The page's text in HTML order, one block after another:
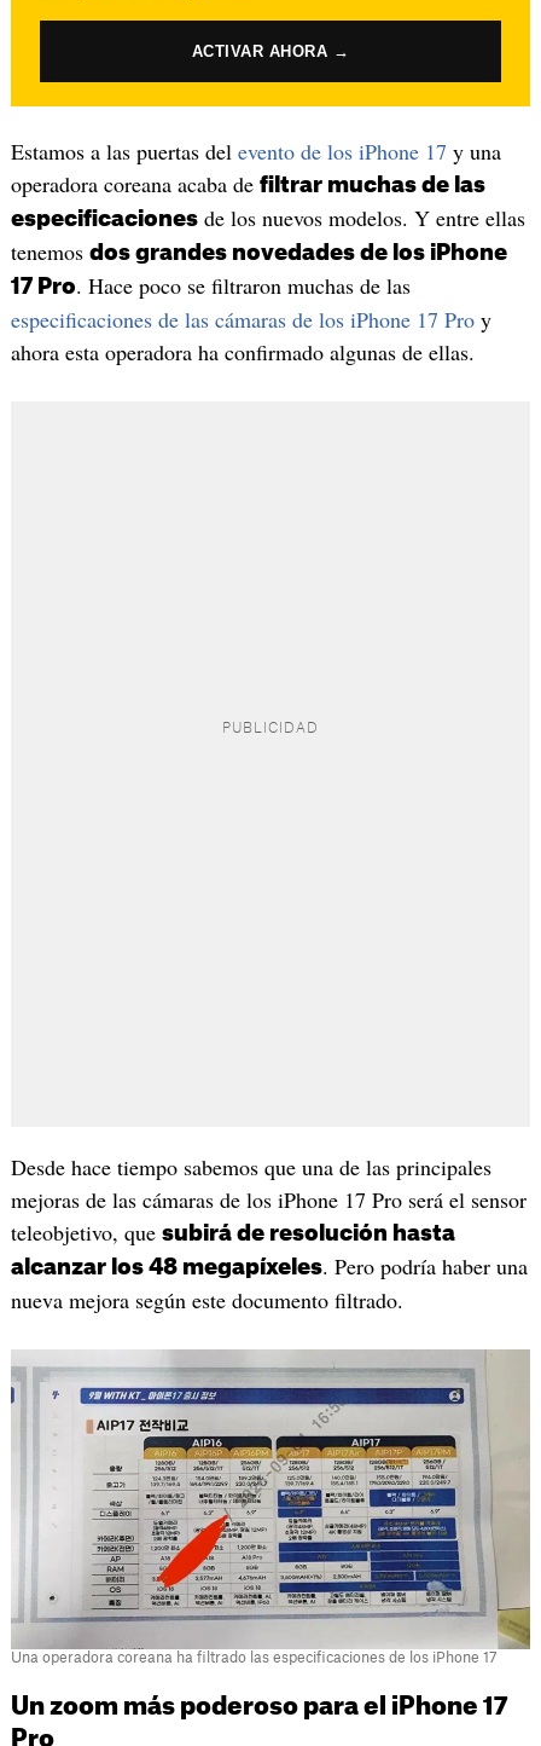
ACTIVAR AHORA →
Estamos a las puertas del evento de los iPhone 17 y una
operadora coreana acaba de filtrar muchas de las
especificacionesde los nuevos modelos. Y entre ellas
tenemos dos grandes novedades de los iPhone
17 Pro. Hace poco se filtraron muchas de las
especificaciones de las cámaras de los iPhone 17 Proy
ahora esta operadora ha confirmado algunas de ellas.
Desde hace tiempo sabemos que una de las principales
mejoras de las cámaras de los iPhone 17 Pro será el sensor
teleobjetivo, que subirá de resolución hasta
alcanzar los 48 megapíxeles. Pero podría haber una
nueva mejora según este documento filtrado.
Una operadora coreana ha filtrado las especificaciones de los iPhone 17
Un zoom más poderoso para el iPhone 17
Pro